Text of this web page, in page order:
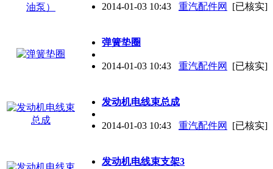
2014-01-03 10:43 重汽配件网 [已核实]
弹簧垫圈
2014-01-03 10:43 重汽配件网 [已核实]
发动机电线束总成
2014-01-03 10:43 重汽配件网 [已核实]
发动机电线束支架3